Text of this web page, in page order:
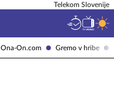
Ona-On.com Gremo v hribe
Telekom Slovenije